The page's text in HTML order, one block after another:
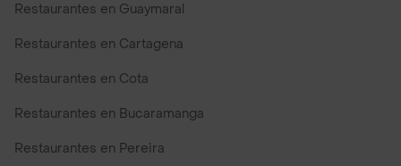
Restaurantes en Guaymaral
Restaurantes en Cartagena
Restaurantes en Cota
Restaurantes en Bucaramanga
Restaurantes en Pereira